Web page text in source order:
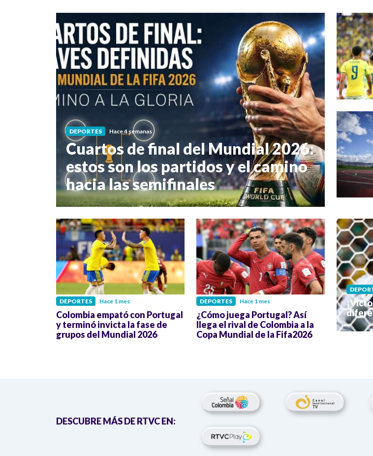
DEPORTES Hace 4 semanas
Cuartos de final del Mundial 2026:
estos son los partidos y el camino
hacia las semifinales
DEPORTES Hace 1 mes
Colombia empató con Portugal
y terminó invicta la fase de
grupos del Mundial 2026
DEPORTES Hace 1 mes
¿Cómo juega Portugal? Así
llega el rival de Colombia a la
Copa Mundial de la Fifa2026
DESCUBRE MÁS DE RTVC EN: